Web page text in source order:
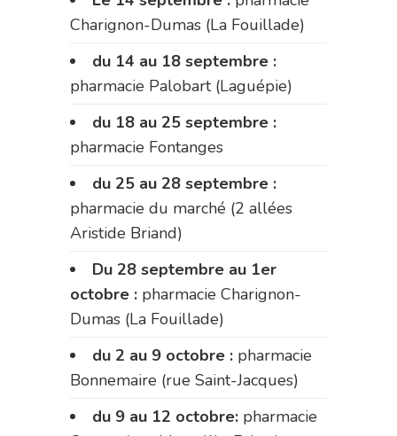
Charignon-Dumas (La Fouillade)
du 14 au 18 septembre :
pharmacie Palobart (Laguépie)
du 18 au 25 septembre :
pharmacie Fontanges
du 25 au 28 septembre :
pharmacie du marché (2 allées
Aristide Briand)
Du 28 septembre au 1er
octobre : pharmacie Charignon-
Dumas (La Fouillade)
du 2 au 9 octobre : pharmacie
Bonnemaire (rue Saint-Jacques)
du 9 au 12 octobre: pharmacie